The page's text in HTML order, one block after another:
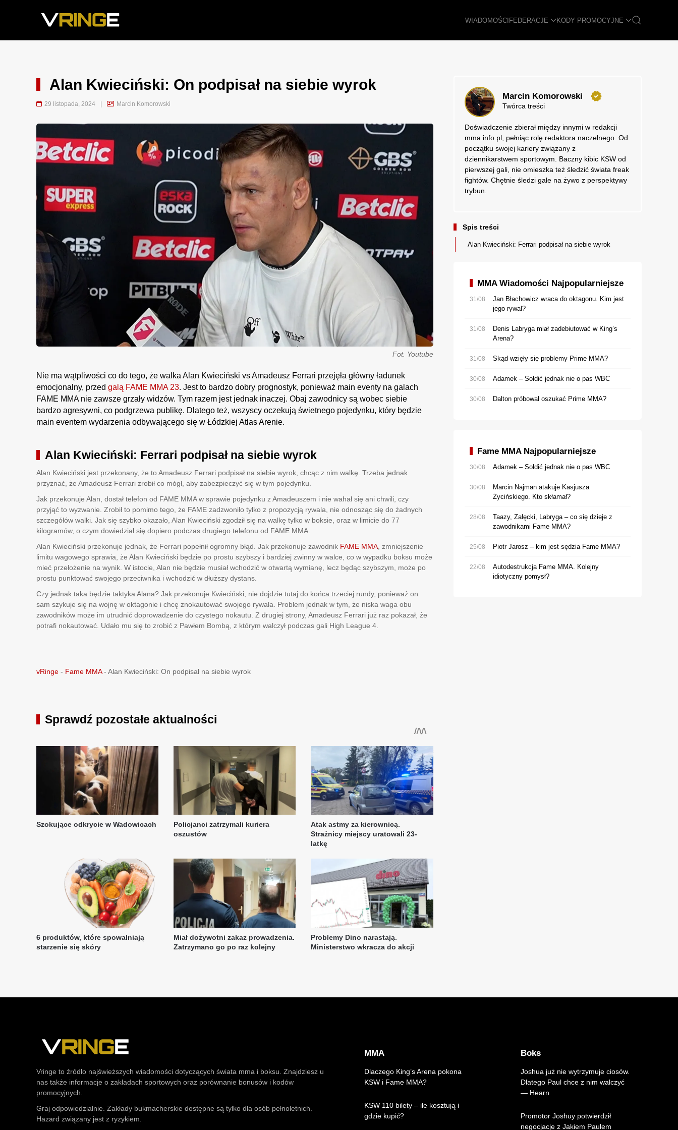
WIADOMOŚCIFEDERACJE KODY PROMOCYJNE
Alan Kwieciński: On podpisał na siebie wyrok
29 listopada, 2024 | Marcin Komorowski
Fot. Youtube
Nie ma wątpliwości co do tego, że walka Alan Kwieciński vs Amadeusz Ferrari przejęła główny ładunek
emocjonalny, przed galą FAME MMA 23. Jest to bardzo dobry prognostyk, ponieważ main eventy na galach
FAME MMA nie zawsze grzały widzów. Tym razem jest jednak inaczej. Obaj zawodnicy są wobec siebie
bardzo agresywni, co podgrzewa publikę. Dlatego też, wszyscy oczekują świetnego pojedynku, który będzie
main eventem wydarzenia odbywającego się w Łódzkiej Atlas Arenie.
Alan Kwieciński: Ferrari podpisał na siebie wyrok
Alan Kwieciński jest przekonany, że to Amadeusz Ferrari podpisał na siebie wyrok, chcąc z nim walkę. Trzeba jednak
przyznać, że Amadeusz Ferrari zrobił co mógł, aby zabezpieczyć się w tym pojedynku.
Jak przekonuje Alan, dostał telefon od FAME MMA w sprawie pojedynku z Amadeuszem i nie wahał się ani chwili, czy
przyjąć to wyzwanie. Zrobił to pomimo tego, że FAME zadzwoniło tylko z propozycją rywala, nie odnosząc się do żadnych
szczegółów walki. Jak się szybko okazało, Alan Kwieciński zgodził się na walkę tylko w boksie, oraz w limicie do 77
kilogramów, o czym dowiedział się dopiero podczas drugiego telefonu od FAME MMA.
Alan Kwieciński przekonuje jednak, że Ferrari popełnił ogromny błąd. Jak przekonuje zawodnik FAME MMA , zmniejszenie
limitu wagowego sprawia, że Alan Kwieciński będzie po prostu szybszy i bardziej zwinny w walce, co w wypadku boksu może
mieć przełożenie na wynik. W istocie, Alan nie będzie musiał wchodzić w otwartą wymianę, lecz będąc szybszym, może po
prostu punktować swojego przeciwnika i wchodzić w dłuższy dystans.
Czy jednak taka będzie taktyka Alana? Jak przekonuje Kwieciński, nie dojdzie tutaj do końca trzeciej rundy, ponieważ on
sam szykuje się na wojnę w oktagonie i chcę znokautować swojego rywala. Problem jednak w tym, że niska waga obu
zawodników może im utrudnić doprowadzenie do czystego nokautu. Z drugiej strony, Amadeusz Ferrari już raz pokazał, że
potrafi nokautować. Udało mu się to zrobić z Pawłem Bombą, z którym walczył podczas gali High League 4.
vRinge - Fame MMA- Alan Kwieciński: On podpisał na siebie wyrok
Sprawdź pozostałe aktualności
Marcin Komorowski
Twórca treści
Doświadczenie zbierał między innymi w redakcji
mma.info.pl, pełniąc rolę redaktora naczelnego. Od
początku swojej kariery związany z
dziennikarstwem sportowym. Baczny kibic KSW od
pierwszej gali, nie omieszka też śledzić świata freak
fightów. Chętnie śledzi gale na żywo z perspektywy
trybun.
Spis treści
Alan Kwieciński: Ferrari podpisał na siebie wyrok
MMA Wiadomości Najpopularniejsze
31/08
Jan Błachowicz wraca do oktagonu. Kim jest
jego rywal?
31/08
Denis Labryga miał zadebiutować w King’s
Arena?
31/08 Skąd wzięły się problemy Prime MMA?
30/08 Adamek – Soldić jednak nie o pas WBC
30/08 Dalton próbował oszukać Prime MMA?
Fame MMA Najpopularniejsze
30/08 Adamek – Soldić jednak nie o pas WBC
30/08
Marcin Najman atakuje Kasjusza
Życińskiego. Kto skłamał?
28/08
Taazy, Załęcki, Labryga – co się dzieje z
zawodnikami Fame MMA?
25/08 Piotr Jarosz – kim jest sędzia Fame MMA?
22/08
Autodestrukcja Fame MMA. Kolejny
idiotyczny pomysł?
Vringe to źródło najświeższych wiadomości dotyczących świata mma i boksu. Znajdziesz u
nas także informacje o zakładach sportowych oraz porównanie bonusów i kodów
promocyjnych.
Graj odpowiedzialnie. Zakłady bukmacherskie dostępne są tylko dla osób pełnoletnich.
Hazard związany jest z ryzykiem.
MMA
Dlaczego King’s Arena pokona
KSW i Fame MMA?
KSW 110 bilety – ile kosztują i
gdzie kupić?
Boks
Joshua już nie wytrzymuje ciosów.
Dlatego Paul chce z nim walczyć
— Hearn
Promotor Joshuy potwierdził
negocjacje z Jakiem Paulem